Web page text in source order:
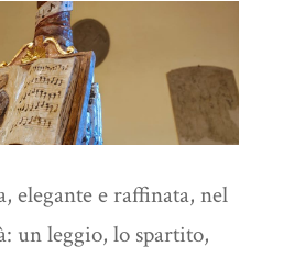
elegante e raffinata, nel
un leggio, lo spartito,